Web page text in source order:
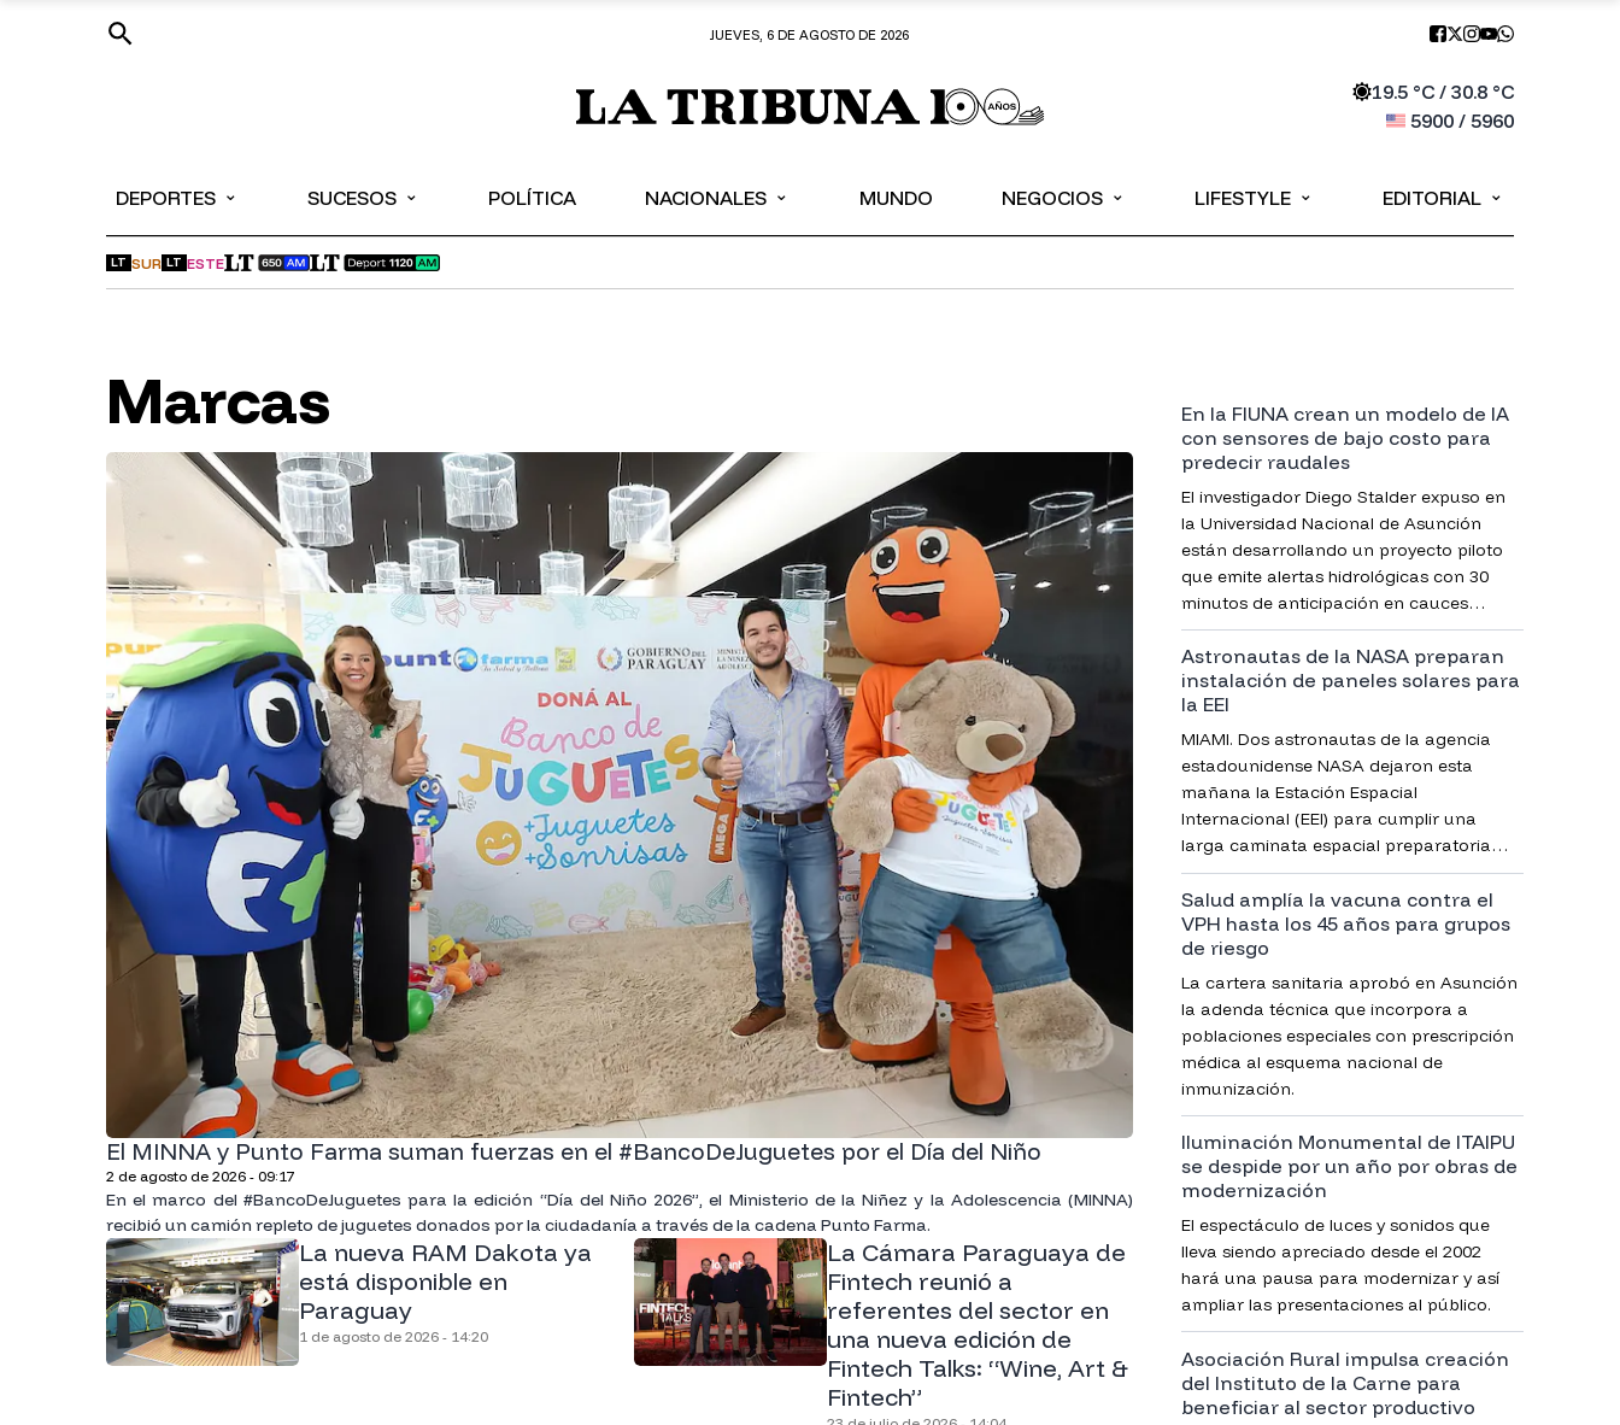
JUEVES, 6 DE AGOSTO DE 2026
19.5°C / 30.8°C
5900/ 5960
DEPORTES ⌄ SUCESOS ⌄ POLÍTICA NACIONALES ⌄ MUNDO NEGOCIOS ⌄ LIFESTYLE ⌄ EDITORIAL ⌄
LT SUR LT ESTE
Marcas
El MINNA y Punto Farma suman fuerzas en el #BancoDeJuguetes por el Día del Niño
2 de agosto de 2026 - 09:17
En el marco del #BancoDeJuguetes para la edición “Día del Niño 2026”, el Ministerio de la Niñez y la Adolescencia (MINNA)
recibió un camión repleto de juguetes donados por la ciudadanía a través de la cadena Punto Farma.
La nueva RAM Dakota ya
está disponible en
Paraguay
1 de agosto de 2026 - 14:20
La Cámara Paraguaya de
Fintech reunió a
referentes del sector en
una nueva edición de
Fintech Talks: “Wine, Art &
Fintech”
En la FIUNA crean un modelo de IA
con sensores de bajo costo para
predecir raudales
El investigador Diego Stalder expuso en
la Universidad Nacional de Asunción
están desarrollando un proyecto piloto
que emite alertas hidrológicas con 30
minutos de anticipación en cauces
urbanos.
Astronautas de la NASA preparan
instalación de paneles solares para
la EEI
MIAMI. Dos astronautas de la agencia
estadounidense NASA dejaron esta
mañana la Estación Espacial
Internacional (EEI) para cumplir una
larga caminata espacial preparatoria
para otras próximas misiones.
Salud amplía la vacuna contra el
VPH hasta los 45 años para grupos
de riesgo
La cartera sanitaria aprobó en Asunción
la adenda técnica que incorpora a
poblaciones especiales con prescripción
médica al esquema nacional de
inmunización.
Iluminación Monumental de ITAIPU
se despide por un año por obras de
modernización
El espectáculo de luces y sonidos que
lleva siendo apreciado desde el 2002
hará una pausa para modernizar y así
ampliar las presentaciones al público.
Asociación Rural impulsa creación
del Instituto de la Carne para
beneficiar al sector productivo